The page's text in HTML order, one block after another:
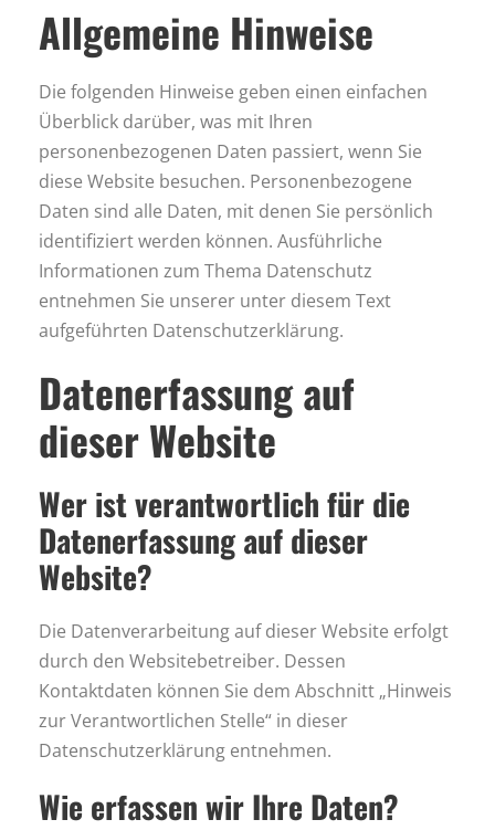
Allgemeine Hinweise
Die folgenden Hinweise geben einen einfachen
Überblick darüber, was mit Ihren
personenbezogenen Daten passiert, wenn Sie
diese Website besuchen. Personenbezogene
Daten sind alle Daten, mit denen Sie persönlich
identifiziert werden können. Ausführliche
Informationen zum Thema Datenschutz
entnehmen Sie unserer unter diesem Text
aufgeführten Datenschutzerklärung.
Datenerfassung auf
dieser Website
Wer ist verantwortlich für die
Datenerfassung auf dieser
Website?
Die Datenverarbeitung auf dieser Website erfolgt
durch den Websitebetreiber. Dessen
Kontaktdaten können Sie dem Abschnitt „Hinweis
zur Verantwortlichen Stelle“ in dieser
Datenschutzerklärung entnehmen.
Wie erfassen wir Ihre Daten?